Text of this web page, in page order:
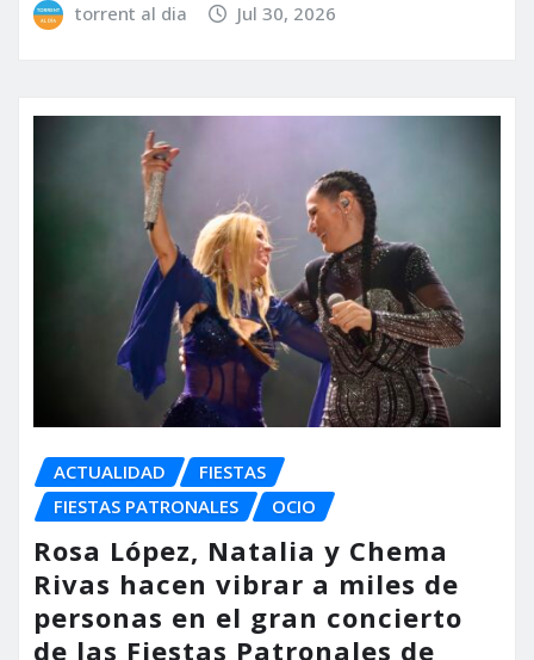
torrent al dia Jul 30, 2026
ACTUALIDAD
FIESTAS
FIESTAS PATRONALES
OCIO
Rosa López, Natalia y Chema
Rivas hacen vibrar a miles de
personas en el gran concierto
de las Fiestas Patronales de